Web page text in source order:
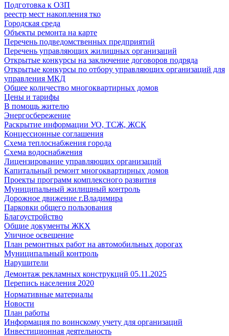
Подготовка к ОЗП
реестр мест накопления тко
Городская среда
Объекты ремонта на карте
Перечень подведомственных предприятий
Перечень управляющих жилищных организаций
Открытые конкурсы на заключение договоров подряда
Открытые конкурсы по отбору управляющих организаций для
управления МКД
Общее количество многоквартирных домов
Цены и тарифы
В помощь жителю
Энергосбережение
Раскрытие информации УО, ТСЖ, ЖСК
Концессионные соглашения
Схема теплоснабжения города
Схема водоснабжения
Лицензирование управляющих организаций
Капитальный ремонт многоквартирных домов
Проекты программ комплексного развития
Муниципальный жилищный контроль
Дорожное движение г.Владимира
Парковки общего пользования
Благоустройство
Общие документы ЖКХ
Уличное освещение
План ремонтных работ на автомобильных дорогах
Муниципальный контроль
Нарушители
Демонтаж рекламных конструкций 05.11.2025
Перепись населения 2020
Нормативные материалы
Новости
План работы
Информация по воинскому учету для организаций
Инвестиционная деятельность